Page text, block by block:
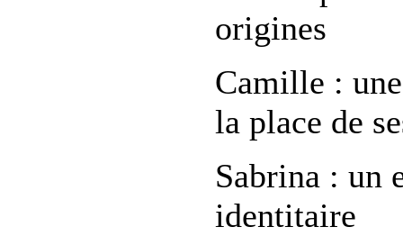
origines
Camille :
la place de
Sabrina : un
identitaire